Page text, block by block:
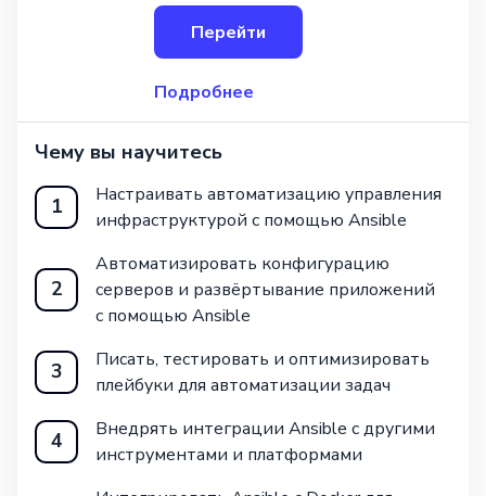
приобретет компетенции, необходимые
для работы в качестве системного адми
Перейти
Подробнее
Чему вы научитесь
1
Настраивать автоматизацию управления
инфраструктурой с помощью Ansible
2
Автоматизировать конфигурацию
серверов и развёртывание приложений
с помощью Ansible
3
Писать, тестировать и оптимизировать
плейбуки для автоматизации задач
4
Внедрять интеграции Ansible с другими
инструментами и платформами